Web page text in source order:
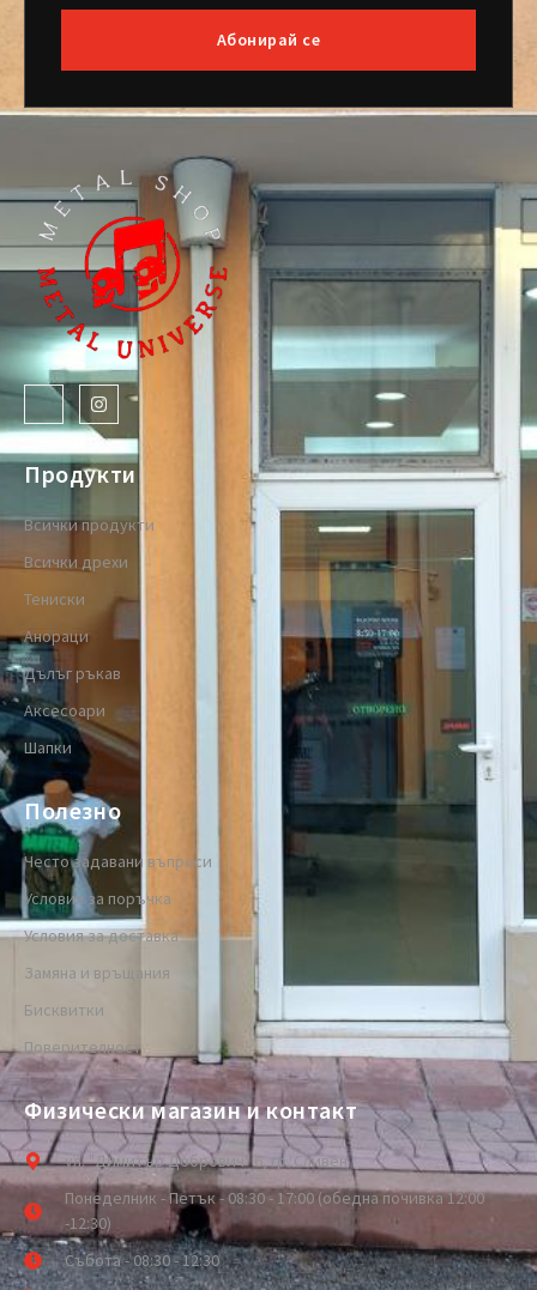
Абонирай се
Продукти
Всички продукти
Всички дрехи
Тениски
Анораци
Дълъг ръкав
Аксесоари
Шапки
Полезно
Често задавани въпроси
Условия за поръчка
Условия за доставка
Замяна и връщания
Бисквитки
Поверителност
Физически магазин и контакт
ул. "Димитър Добрович" 6, гр. Сливен
Понеделник - Петък - 08:30 - 17:00 (обедна почивка 12:00
-12:30)
Събота - 08:30 - 12:30